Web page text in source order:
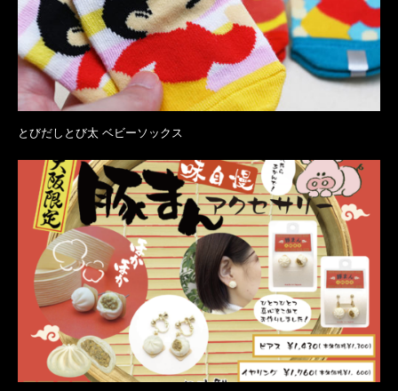
とびだしとび太 ベビーソックス